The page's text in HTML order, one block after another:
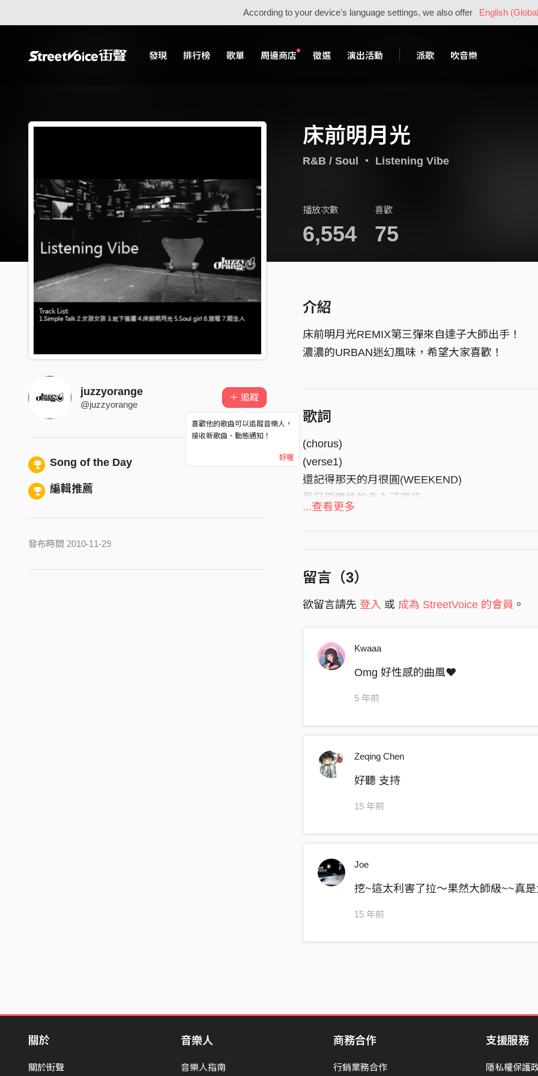
According to your device's language settings, we also offer English
發現 排行榜 歌單 周邊商店 徵選 演出活動 派歌 吹音樂
床前明月光
R&B / Soul ・ Listening Vibe
播放次數
6,554
喜歡
75
juzzyorange
@juzzyorange
＋ 追蹤
喜歡他的歌曲可以追蹤音樂人，
接收新歌曲、動態通知！
好喔
Song of the Day
編輯推薦
發布時間 2010-11-29
介紹
床前明月光REMIX第三彈來自達子大師出手！
濃濃的URBAN迷幻風味，希望大家喜歡！
歌詞
(chorus)
(verse1)
還記得那天的月很圓(WEEKEND)
我又習慣性的走入了夜店
同樣的燈光 熟悉的景象
在老掉牙的CLUB 尋找一點不一樣
一樣 三杯的tequila之後
等待 酒精在我身體裡頭發作
看看 狀況 umm…..是時候
該走入舞池尋找我今夜的皇后
身上散發著致命的費洛蒙
纖細的瓜子臉 搭配著可觀的上圍
Oh God 怎麼會有如此完美的lady baby let me
So 子彈reload 準備行動
(verse2)
燈紅酒綠 從來不是我的本性
一切都只是出自本能反應
慢慢的向妳靠近
妳看著我 瞇瞇眼 笑容淺淺
HA HA….寶貝 叫我如何拒絕
曖昧無止盡的蔓延 桃色謎題難解
而一切來的太快我竟然沒自覺
床前明月光 疑是地上霜
舉頭看著那月亮 還是想念那姑娘 那姑娘
...查看更多
留言（3）
欲留言請先 登入 或 成為 StreetVoice 的會員 。
Kwaaa
Omg 好性感的曲風❤️
5 年前
Zeqing Chen
好聽 支持
15 年前
Joe
挖~這太利害了拉～果然大師級~~真
15 年前
關於
關於街聲
音樂人
音樂人指南
商務合作
行銷業務合作
支援服務
隱私權保護